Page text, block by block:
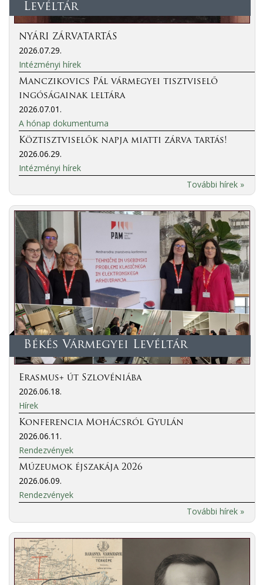
Levéltár
NYÁRI ZÁRVATARTÁS
2026.07.29.
Intézményi hírek
Manczikovics Pál vármegyei tisztviselő
ingóságainak leltára
2026.07.01.
A hónap dokumentuma
Köztisztviselők napja miatti zárva tartás!
2026.06.29.
Intézményi hírek
További hírek »
Békés Vármegyei Levéltár
Erasmus+ út Szlovéniába
2026.06.18.
Hírek
Konferencia Mohácsról Gyulán
2026.06.11.
Rendezvények
Múzeumok éjszakája 2026
2026.06.09.
Rendezvények
További hírek »